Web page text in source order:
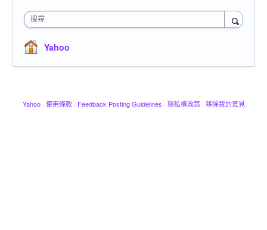
搜尋
Yahoo
Yahoo · 使用條款 · Feedback Posting Guidelines · 隱私權政策 · 移除我的意見